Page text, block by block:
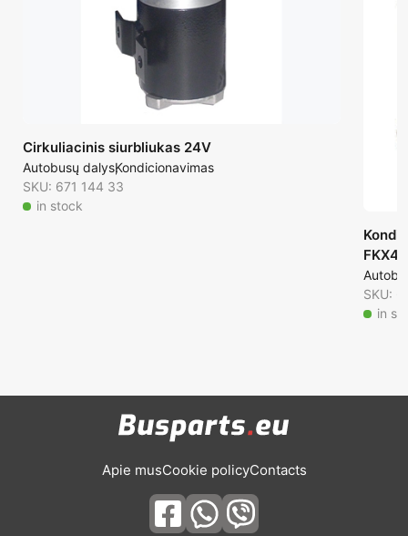
Cirkuliacinis siurbliukas 24V
Autobusų dalysKondicionavimas
SKU: 671 144 33
in stock
SKU:
in
Apie musCookie policyContacts